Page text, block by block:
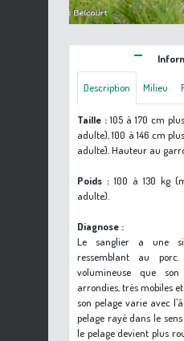
Description Milieu
Taille : 105 à 170 cm
adulte), 100 à 146 cm
adulte). Hauteur au
Poids : 100 à 130 kg
adulte).
Diagnose :
Le sanglier a une
ressemblant au
volumineuse que
arrondies, très mobiles
son pelage varie avec
pelage rayé dans le
le pelage devient plus